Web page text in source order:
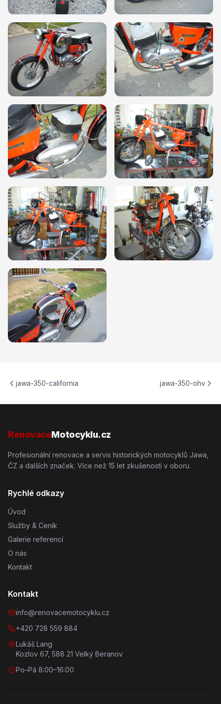
jawa-350-california jawa-350-ohv
RenovaceMotocyklu.cz
Profesionální renovace a servis historických motocyklů Jawa,
ČZ a dalších značek. Více než 15 let zkušeností v oboru.
Rychlé odkazy
Úvod
Služby & Ceník
Galerie referencí
O nás
Kontakt
Kontakt
info@renovacemotocyklu.cz
+420 728 559 884
Lukáš Lang
Kozlov 67, 588 21 Velký Beranov
Po–Pá 8:00–16:00